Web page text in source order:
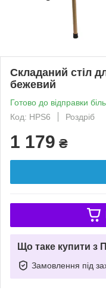
Складаний стіл
бежевий
Готово до відправки
Код: HPS6
Роздріб
1 179 ₴
Що таке купити з
Замовлення під